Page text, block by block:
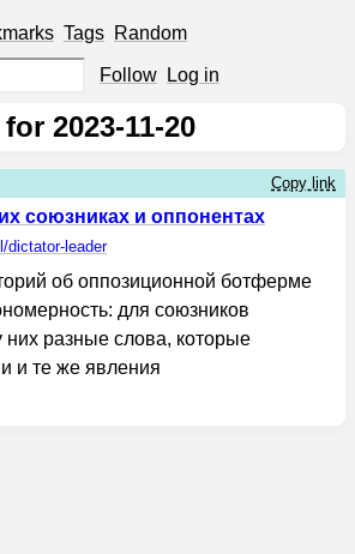
Tags Random
Follow Log in
2023-11-20
Copy link
союзниках и оппонентах
dictator-leader
об оппозиционной ботферме
для союзников
них разные слова, которые
и те же явления